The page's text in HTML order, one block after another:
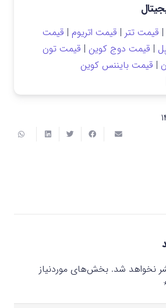
| قیمت تتر | قیمت اتریوم | قیمت
| قیمت دوج کوین | قیمت تون
| قیمت بایننس کوین
نخواهد شد. بخش‌های موردنیاز